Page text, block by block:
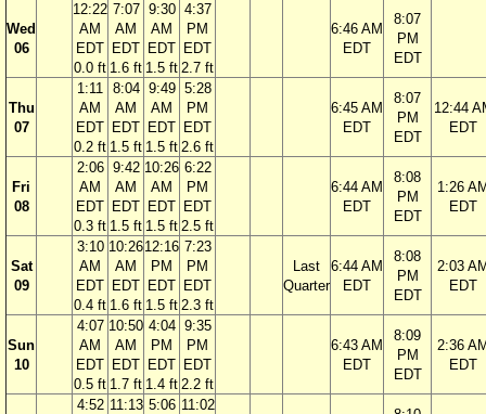
Wed
06
12:22
AM
EDT
0.0 ft
7:07
AM
EDT
1.6 ft
9:30
AM
EDT
1.5 ft
4:37
PM
EDT
2.7 ft
6:46 AM
EDT
8:07
PM
EDT
Thu
07
1:11
AM
EDT
0.2 ft
8:04
AM
EDT
1.5 ft
9:49
AM
EDT
1.5 ft
5:28
PM
EDT
2.6 ft
6:45 AM
EDT
8:07
PM
EDT
12:44
EDT
Fri
08
2:06
AM
EDT
0.3 ft
9:42
AM
EDT
1.5 ft
10:26
AM
EDT
1.5 ft
6:22
PM
EDT
2.5 ft
6:44 AM
EDT
8:08
PM
EDT
1:26
EDT
Sat
09
3:10
AM
EDT
0.4 ft
10:26
AM
EDT
1.6 ft
12:16
PM
EDT
1.5 ft
7:23
PM
EDT
2.3 ft
Last
Quarter
6:44 AM
EDT
8:08
PM
EDT
2:03
EDT
Sun
10
4:07
AM
EDT
0.5 ft
10:50
AM
EDT
1.7 ft
4:04
PM
EDT
1.4 ft
9:35
PM
EDT
2.2 ft
6:43 AM
EDT
8:09
PM
EDT
2:36
EDT
4:52 11:13 5:06 11:02